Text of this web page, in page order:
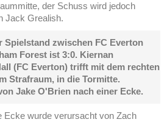
der Schuss wird jedoch
Jack Grealish.
Spielstand zwischen FC Everton
Forest ist 3:0. Kiernan
(FC Everton) trifft mit dem rechten
Strafraum, in die Tormitte.
Jake O'Brien nach einer Ecke.
Ecke wurde verursacht von Zach